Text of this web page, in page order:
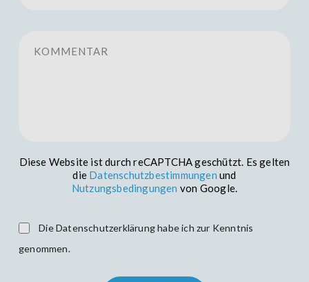
Diese Website ist durch reCAPTCHA geschützt. Es gelten
die Datenschutzbestimmungen und
Nutzungsbedingungen von Google.
Die Datenschutzerklärung habe ich zur Kenntnis
genommen.